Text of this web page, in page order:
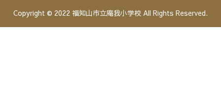
Copyright © 2022 福知山市立庵我小学校 All Rights Reserved.